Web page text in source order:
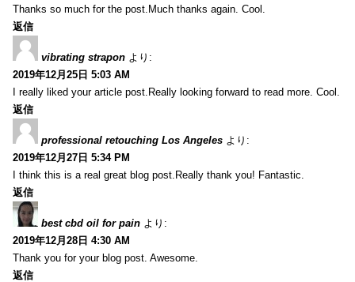
Thanks so much for the post.Much thanks again. Cool.
返信
vibrating strapon より:
2019年12月25日 5:03 AM
I really liked your article post.Really looking forward to read more. Cool.
返信
professional retouching Los Angeles より:
2019年12月27日 5:34 PM
I think this is a real great blog post.Really thank you! Fantastic.
返信
best cbd oil for pain より:
2019年12月28日 4:30 AM
Thank you for your blog post. Awesome.
返信